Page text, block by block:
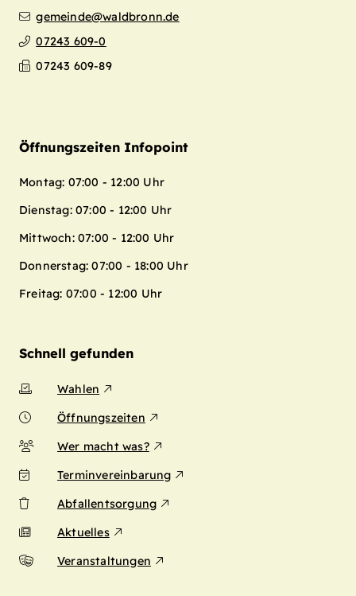
gemeinde@waldbronn.de
07243 609-0
07243 609-89
Öffnungszeiten Infopoint
Montag: 07:00 - 12:00 Uhr
Dienstag: 07:00 - 12:00 Uhr
Mittwoch: 07:00 - 12:00 Uhr
Donnerstag: 07:00 - 18:00 Uhr
Freitag: 07:00 - 12:00 Uhr
Schnell gefunden
Wahlen
Öffnungszeiten
Wer macht was?
Terminvereinbarung
Abfallentsorgung
Aktuelles
Veranstaltungen